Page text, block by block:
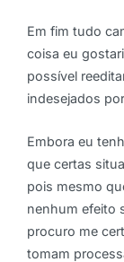
Em fim tudo
coisa eu
possível
indesejados
Embora eu
que certas
pois mesmo
nenhum efeito
procuro me
tomam